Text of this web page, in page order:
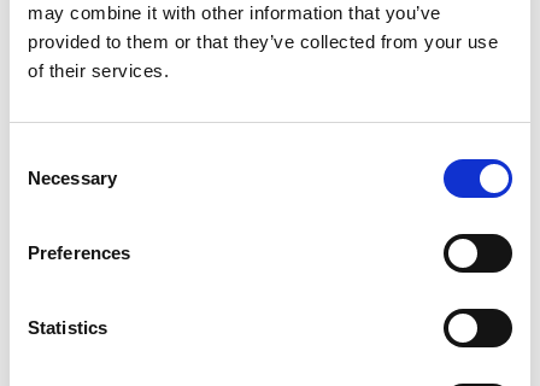
may combine it with other information that you’ve
provided to them or that they’ve collected from your use
of their services.
Selection
Necessary
Preferences
Statistics